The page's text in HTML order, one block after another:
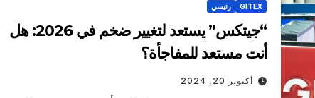
GITEX رئيسي
“جيتكس” يستعد لتغيير ضخم في 2026: هل
أنت مستعد للمفاجأة؟
أكتوبر 20, 2024